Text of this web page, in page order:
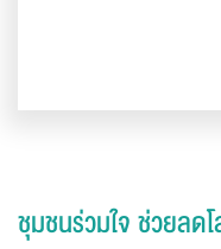
ชุมชนร่วมใจ ช่วยลด